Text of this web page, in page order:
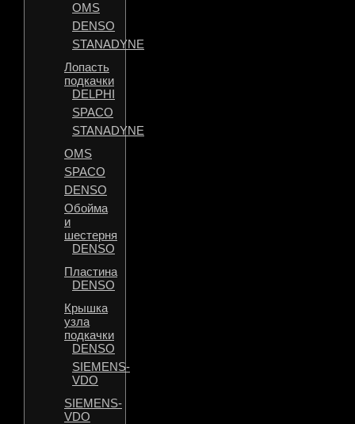
OMS
DENSO
STANADYNE
Лопасть
подкачки
DELPHI
SPACO
STANADYNE
OMS
SPACO
DENSO
Обойма
и
шестерня
DENSO
Пластина
DENSO
Крышка
узла
подкачки
DENSO
SIEMENS-
VDO
SIEMENS-
VDO